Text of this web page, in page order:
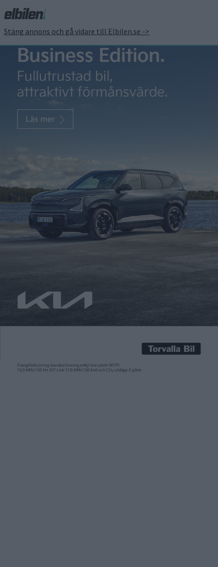
Stäng annons och gå vidare till Elbilen.se ->
Mercedes ellastbil
eActros nu också som
Lowliner
Carl Undéhn
kopplingshöjd som gör det möjligt att dra släp med större
lastvolym. Något som är viktigt bland annat för att
Mercedes breddar utbudet av sin eldrivna lastbil eActros som